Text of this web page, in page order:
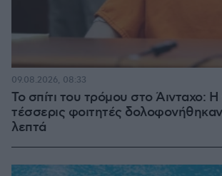
Το σπίτι του τρόμου στο Άινταχο:
τέσσερις φοιτητές
λεπτά
09.08.2026, 08:33